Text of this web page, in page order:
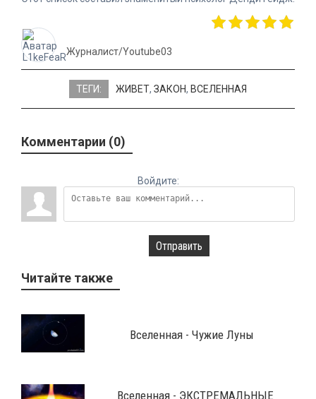
Журналист/Youtube03
ТЕГИ: ЖИВЕТ, ЗАКОН, ВСЕЛЕННАЯ
Комментарии (0)
Войдите:
Отправить
Читайте также
Вселенная - Чужие Луны
Вселенная - ЭКСТРЕМАЛЬНЫЕ